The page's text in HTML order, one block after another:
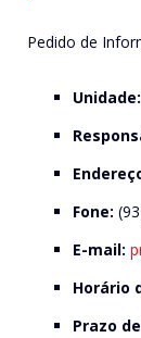
Pedido de
Unidade:
Fone:
E-mail:
Horário
Prazo